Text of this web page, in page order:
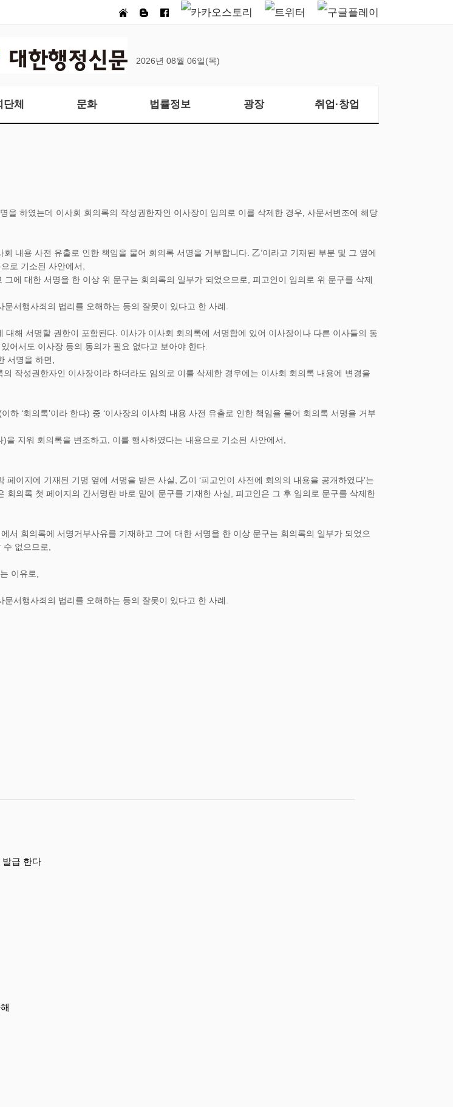
2026년 08월 06일(목)
체 문화 법률정보 광장 취업·창업
하였는데 이사회 회의록의 작성권한자인 이사장이 임의로 이를 삭제한 경우, 사문서변조에 해당
내용 사전 유출로 인한 책임을 물어 회의록 서명을 거부합니다. 乙’이라고 기재된 부분 및 그 옆에
로 기소된 사안에서,
에 대한 서명을 한 이상 위 문구는 회의록의 일부가 되었으므로, 피고인이 임의로 위 문구를 삭제
서행사죄의 법리를 오해하는 등의 잘못이 있다고 한 사례.
해 서명할 권한이 포함된다. 이사가 이사회 회의록에 서명함에 있어 이사장이나 다른 이사들의 동
어서도 이사장 등의 동의가 필요 없다고 보아야 한다.
서명을 하면,
작성권한자인 이사장이라 하더라도 임의로 이를 삭제한 경우에는 이사회 회의록 내용에 변경을
‘회의록’이라 한다) 중 ‘이사장의 이사회 내용 사전 유출로 인한 책임을 물어 회의록 서명을 거부
을 지워 회의록을 변조하고, 이를 행사하였다는 내용으로 기소된 사안에서,
이지에 기재된 기명 옆에 서명을 받은 사실, 乙이 ‘피고인이 사전에 회의의 내용을 공개하였다’는
의록 첫 페이지의 간서명란 바로 밑에 문구를 기재한 사실, 피고인은 그 후 임의로 문구를 삭제한
서 회의록에 서명거부사유를 기재하고 그에 대한 서명을 한 이상 문구는 회의록의 일부가 되었으
수 없으므로,
이유로,
서행사죄의 법리를 오해하는 등의 잘못이 있다고 한 사례.
발급 한다